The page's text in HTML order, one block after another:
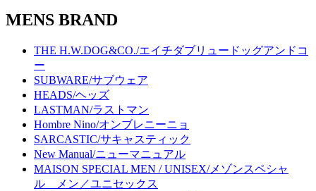
MENS BRAND
THE H.W.DOG&CO./エイチダブリュードッグアンドコ
ー
SUBWARE/サブウェア
HEADS/ヘッズ
LASTMAN/ラストマン
Hombre Nino/オンブレニーニョ
SARCASTIC/サキャスティック
New Manual/ニューマニュアル
MAISON SPECIAL MEN / UNISEX/メゾンスペシャ
ル メン／ユニセックス